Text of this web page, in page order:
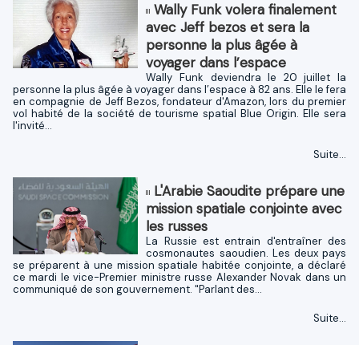
Wally Funk volera finalement
avec Jeff bezos et sera la
personne la plus âgée à
voyager dans l’espace
Wally Funk deviendra le 20 juillet la
personne la plus âgée à voyager dans l’espace à 82 ans. Elle le fera
en compagnie de Jeff Bezos, fondateur d'Amazon, lors du premier
vol habité de la société de tourisme spatial Blue Origin. Elle sera
l'invité...
Suite...
L'Arabie Saoudite prépare une
mission spatiale conjointe avec
les russes
La Russie est entrain d'entraîner des
cosmonautes saoudien. Les deux pays
se préparent à une mission spatiale habitée conjointe, a déclaré
ce mardi le vice-Premier ministre russe Alexander Novak dans un
communiqué de son gouvernement. "Parlant des...
Suite...